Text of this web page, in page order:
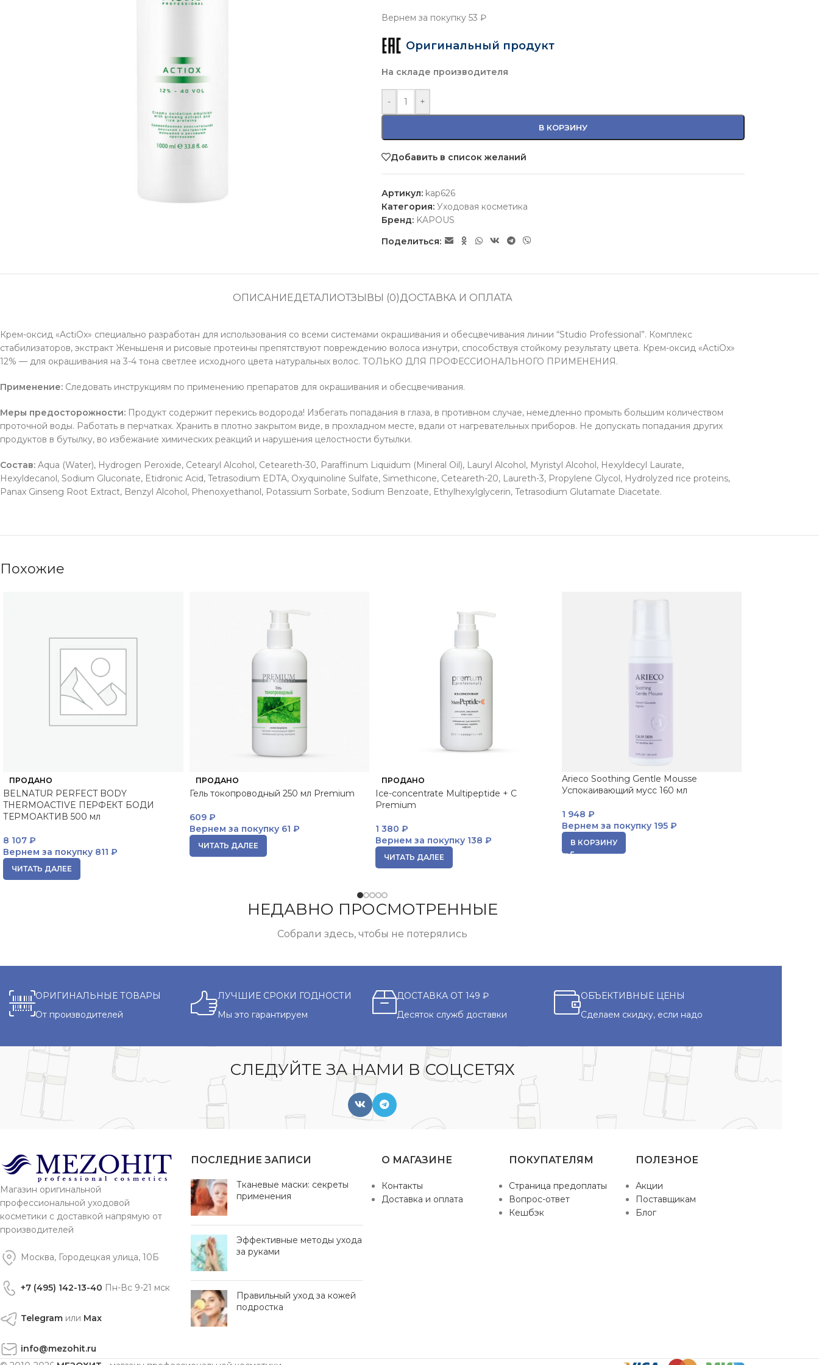
Вернем за покупку53 ₽
Оригинальный продукт
На складе производителя
- +
В КОРЗИНУ
Добавить в список желаний
Артикул: kap626
Категория: Уходовая косметика
Бренд: KAPOUS
Поделиться:
ОПИСАНИЕДЕТАЛИОТЗЫВЫ (0)ДОСТАВКА И ОПЛАТА
Крем-оксид «ActiOx» специально разработан для использования со всеми системами окрашивания и обесцвечивания линии “Studio Professional”. Комплекс
стабилизаторов, экстракт Женьшеня и рисовые протеины препятствуют повреждению волоса изнутри, способствуя стойкому результату цвета. Крем-оксид «ActiOx»
12% — для окрашивания на 3-4 тона светлее исходного цвета натуральных волос. ТОЛЬКО ДЛЯ ПРОФЕССИОНАЛЬНОГО ПРИМЕНЕНИЯ.
Применение: Следовать инструкциям по применению препаратов для окрашивания и обесцвечивания.
Меры предосторожности: Продукт содержит перекись водорода! Избегать попадания в глаза, в противном случае, немедленно промыть большим количеством
проточной воды. Работать в перчатках. Хранить в плотно закрытом виде, в прохладном месте, вдали от нагревательных приборов. Не допускать попадания других
продуктов в бутылку, во избежание химических реакций и нарушения целостности бутылки.
Состав: Aqua (Water), Hydrogen Peroxide, Cetearyl Alcohol, Ceteareth-30, Paraffinum Liquidum (Mineral Oil), Lauryl Alcohol, Myristyl Alcohol, Hexyldecyl Laurate,
Hexyldecanol, Sodium Gluconate, Etidronic Acid, Tetrasodium EDTA, Oxyquinoline Sulfate, Simethicone, Ceteareth-20, Laureth-3, Propylene Glycol, Hydrolyzed rice proteins,
Panax Ginseng Root Extract, Benzyl Alcohol, Phenoxyethanol, Potassium Sorbate, Sodium Benzoate, Ethylhexylglycerin, Tetrasodium Glutamate Diacetate.
Похожие
ПРОДАНО
BELNATUR PERFECT BODY
THERMOACTIVE ПЕРФЕКТ БОДИ
ТЕРМОАКТИВ 500 мл
8 107 ₽
Вернем за покупку 811 ₽
ЧИТАТЬ ДАЛЕЕ
ПРОДАНО
Гель токопроводный 250 мл Premium
609 ₽
Вернем за покупку61 ₽
ЧИТАТЬ ДАЛЕЕ
ПРОДАНО
Ice-concentrate Multipeptide + C
Premium
1 380 ₽
Вернем за покупку 138 ₽
ЧИТАТЬ ДАЛЕЕ
Arieco Soothing Gentle Mousse
Успокаивающий мусс 160 мл
1 948 ₽
Вернем за покупку195 ₽
В КОРЗИНУ
НЕДАВНО ПРОСМОТРЕННЫЕ
Собрали здесь, чтобы не потерялись
ОРИГИНАЛЬНЫЕ ТОВАРЫ
От производителей
ЛУЧШИЕ СРОКИ ГОДНОСТИ
Мы это гарантируем
ДОСТАВКА ОТ 149 ₽
Десяток служб доставки
ОБЪЕКТИВНЫЕ ЦЕНЫ
Сделаем скидку, если надо
СЛЕДУЙТЕ ЗА НАМИ В СОЦСЕТЯХ
Магазин оригинальной
профессиональной уходовой
косметики с доставкой напрямую от
производителей
Москва, Городецкая улица, 10Б
+7 (495) 142-13-40 Пн-Вс 9-21 мск
Telegram или Max
info@mezohit.ru
ПОСЛЕДНИЕ ЗАПИСИ
Тканевые маски: секреты
применения
Эффективные методы ухода
за руками
Правильный уход за кожей
подростка
О МАГАЗИНЕ
Контакты
Доставка и оплата
ПОКУПАТЕЛЯМ
Страница предоплаты
Вопрос-ответ
Кешбэк
ПОЛЕЗНОЕ
Акции
Поставщикам
Блог